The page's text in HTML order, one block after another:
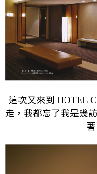
這次又來到 HOTEL
走， 我都忘了我是幾